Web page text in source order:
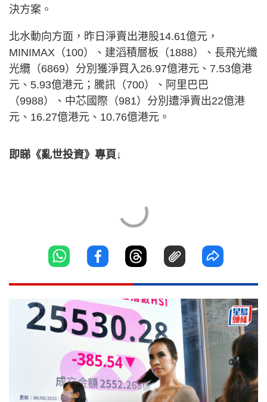
決方案。
北水動向方面，昨日淨賣出港股14.61億元，
MINIMAX（100）、建滔積層板（1888）、長飛光纖
光纜（6869）分別獲淨買入26.97億港元、7.53億港
元、5.93億港元；騰訊（700）、阿里巴巴
（9988）、中芯國際（981）分別遭淨賣出22億港
元、16.27億港元、10.76億港元。
即睇《亂世投資》專頁↓